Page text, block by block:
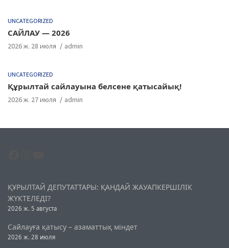
UNCATEGORIZED
САЙЛАУ — 2026
2026 ж. 28 июля admin
UNCATEGORIZED
Құрылтай сайлауына белсене қатысайық!
2026 ж. 27 июля admin
ҚҰРЫЛТАЙ ДЕПУТАТТАРЫ: ҚАНДАЙ ЖАУАПКЕРШІЛІК
ЖҮКТЕЛЕДІ?
2026 ж. 5 августа
Сайлауға қатысу – азаматтық міндет
2026 ж. 28 июля